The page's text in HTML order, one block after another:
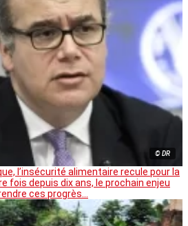
© DR
l’insécurité alimentaire recule pour la
fois depuis dix ans, le prochain enjeu
ces progrès…